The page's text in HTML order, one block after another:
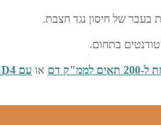
בתחום.
או